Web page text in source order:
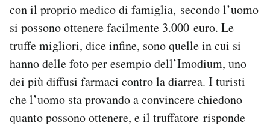
con il proprio medico di famiglia, secondo l’uomo
si possono ottenere facilmente 3.000 euro. Le
truffe migliori, dice infine, sono quelle in cui si
hanno delle foto per esempio dell’Imodium, uno
dei più diffusi farmaci contro la diarrea. I turisti
che l’uomo sta provando a convincere chiedono
quanto possono ottenere, e il truffatore risponde